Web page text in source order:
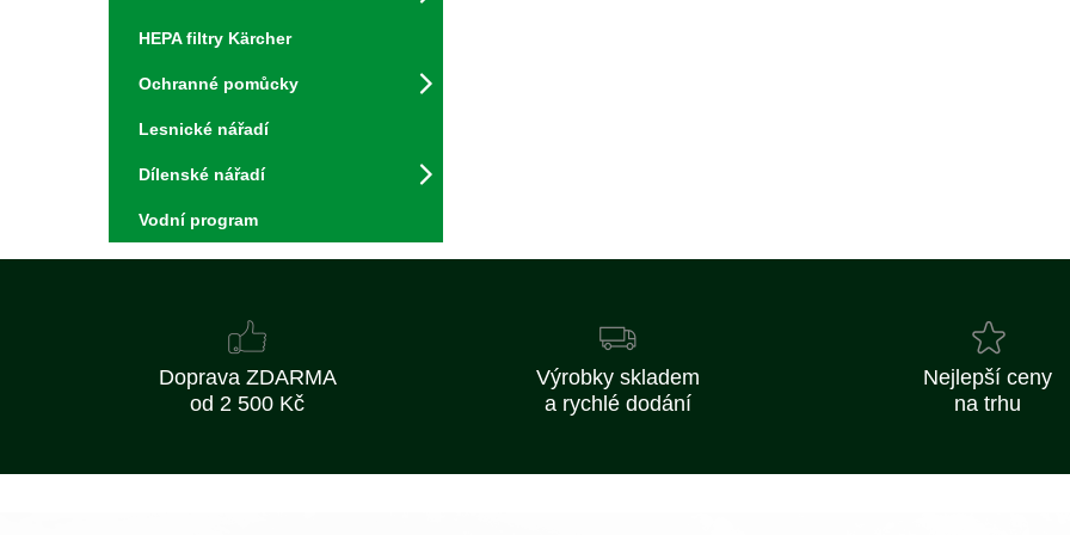
HEPA filtry Kärcher
Ochranné pomůcky
Lesnické nářadí
Dílenské nářadí
Vodní program
Doprava ZDARMA
od 2 500 Kč
Výrobky skladem
a rychlé dodání
Nejlepší ceny
na trhu